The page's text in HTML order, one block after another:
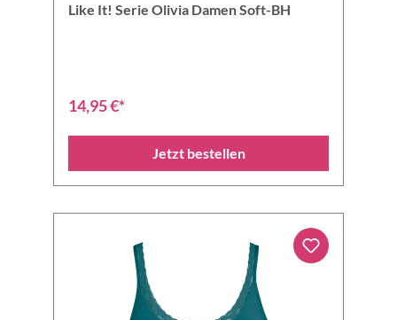
Like It! Serie Olivia Damen Soft-BH
14,95 €*
Jetzt bestellen